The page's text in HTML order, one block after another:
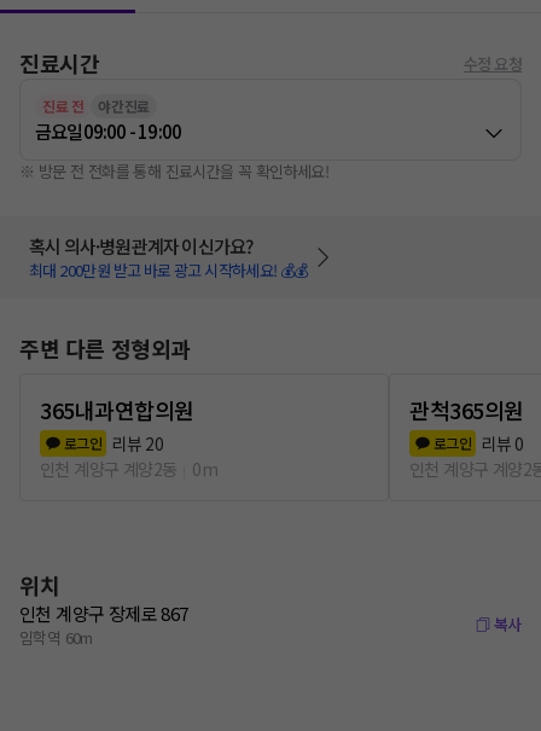
진료시간 수정 요청
진료 전 야간진료
금요일09:00 - 19:00
※ 방문 전 전화를 통해 진료시간을 꼭 확인하세요!
혹시 의사·병원관계자 이신가요?
최대 200만원 받고 바로 광고 시작하세요! 💰💰
주변 다른 정형외과
365내과연합의원
로그인 리뷰 20
인천 계양구 계양2동
0m
관척365의원
로그인 리뷰 0
인천 계양구 계양2
위치
인천 계양구 장제로 867
임학역 60m
복사